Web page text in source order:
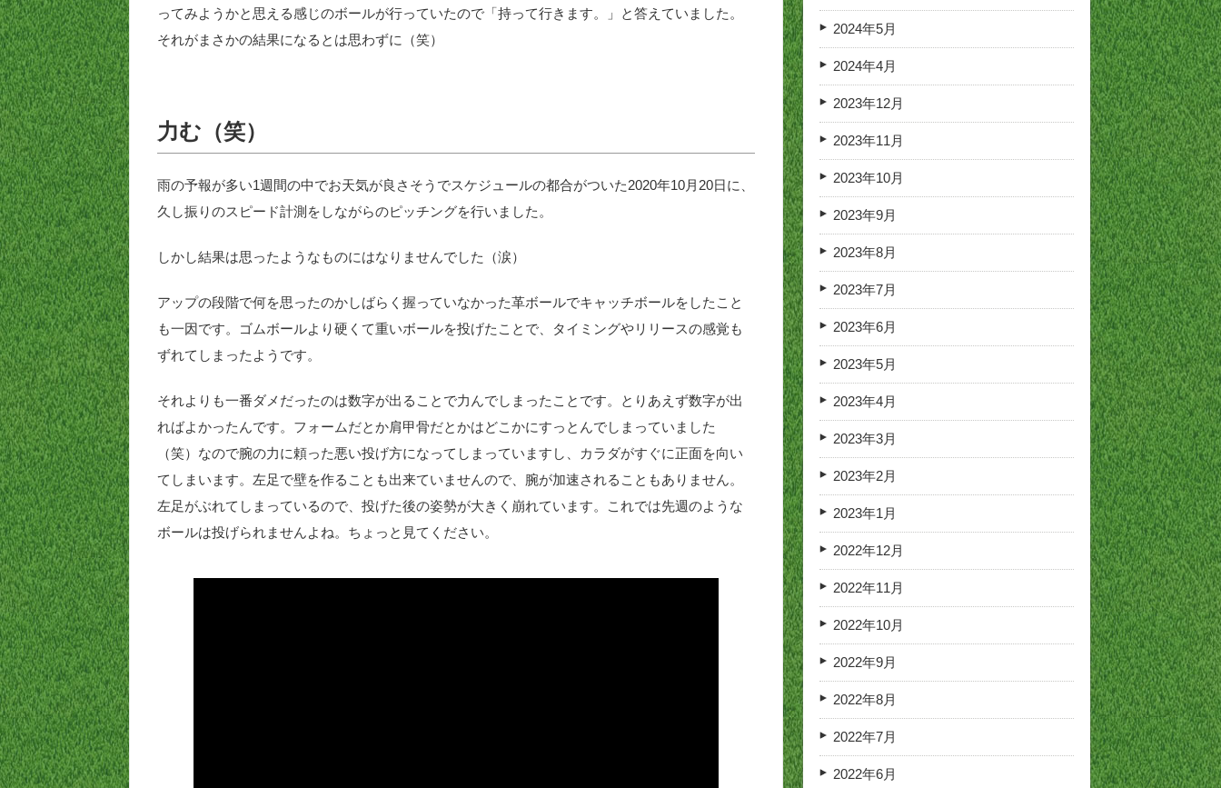
ってみようかと思える感じのボールが行っていたので「持って行きます。」と答えていました。
それがまさかの結果になるとは思わずに（笑）
力む（笑）
雨の予報が多い1週間の中でお天気が良さそうでスケジュールの都合がついた2020年10月20日に、
久し振りのスピード計測をしながらのピッチングを行いました。
しかし結果は思ったようなものにはなりませんでした（涙）
アップの段階で何を思ったのかしばらく握っていなかった革ボールでキャッチボールをしたこと
も一因です。ゴムボールより硬くて重いボールを投げたことで、タイミングやリリースの感覚も
ずれてしまったようです。
それよりも一番ダメだったのは数字が出ることで力んでしまったことです。とりあえず数字が出
ればよかったんです。フォームだとか肩甲骨だとかはどこかにすっとんでしまっていました
（笑）なので腕の力に頼った悪い投げ方になってしまっていますし、カラダがすぐに正面を向い
てしまいます。左足で壁を作ることも出来ていませんので、腕が加速されることもありません。
左足がぶれてしまっているので、投げた後の姿勢が大きく崩れています。これでは先週のような
ボールは投げられませんよね。ちょっと見てください。
2024年5月
2024年4月
2023年12月
2023年11月
2023年10月
2023年9月
2023年8月
2023年7月
2023年6月
2023年5月
2023年4月
2023年3月
2023年2月
2023年1月
2022年12月
2022年11月
2022年10月
2022年9月
2022年8月
2022年7月
2022年6月